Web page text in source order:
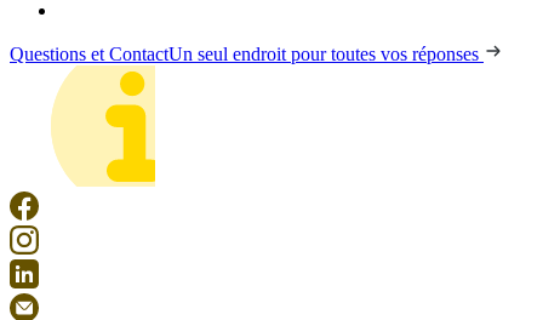
Questions et ContactUn seul endroit pour toutes vos réponses